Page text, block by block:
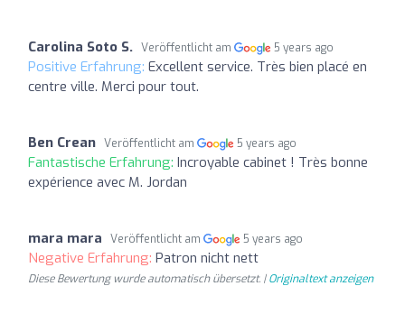
Carolina Soto S. Veröffentlicht am 5 years ago
Positive Erfahrung: Excellent service. Très bien placé en
centre ville. Merci pour tout.
Ben Crean Veröffentlicht am 5 years ago
Fantastische Erfahrung: Incroyable cabinet ! Très bonne
expérience avec M. Jordan
mara mara Veröffentlicht am 5 years ago
Negative Erfahrung: Patron nicht nett
Diese Bewertung wurde automatisch übersetzt. |Originaltext anzeigen